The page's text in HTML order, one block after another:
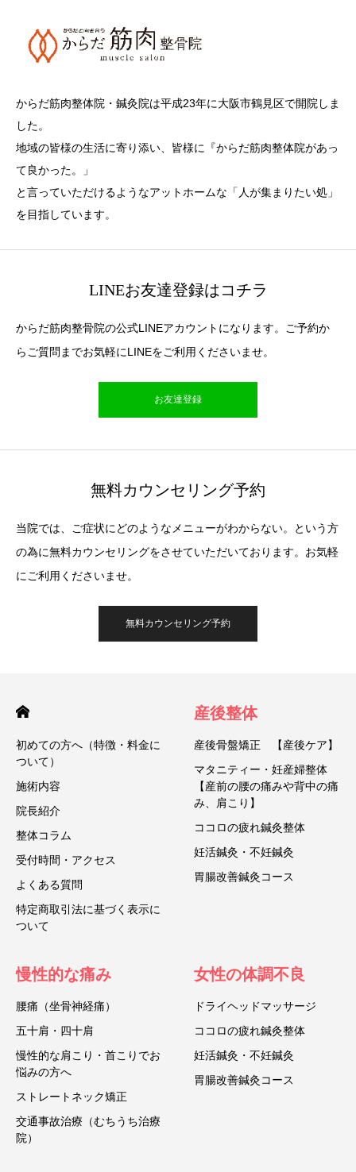
からだ筋肉整体院・鍼灸院は平成23年に大阪市鶴見区で開院しま
した。
地域の皆様の生活に寄り添い、皆様に『からだ筋肉整体院があっ
て良かった。」
と言っていただけるようなアットホームな「人が集まりたい処」
を目指しています。
LINEお友達登録はコチラ
からだ筋肉整骨院の公式LINEアカウントになります。ご予約か
らご質問までお気軽にLINEをご利用くださいませ。
お友達登録
無料カウンセリング予約
当院では、ご症状にどのようなメニューがわからない。という方
の為に無料カウンセリングをさせていただいております。お気軽
にご利用くださいませ。
無料カウンセリング予約
初めての方へ（特徴・料金に
ついて）
施術内容
院長紹介
整体コラム
受付時間・アクセス
よくある質問
特定商取引法に基づく表示に
ついて
産後整体
産後骨盤矯正 【産後ケア】
マタニティー・妊産婦整体
【産前の腰の痛みや背中の痛
み、肩こり】
ココロの疲れ鍼灸整体
妊活鍼灸・不妊鍼灸
胃腸改善鍼灸コース
慢性的な痛み
腰痛（坐骨神経痛）
五十肩・四十肩
慢性的な肩こり・首こりでお
悩みの方へ
ストレートネック矯正
交通事故治療（むちうち治療
院）
女性の体調不良
ドライヘッドマッサージ
ココロの疲れ鍼灸整体
妊活鍼灸・不妊鍼灸
胃腸改善鍼灸コース